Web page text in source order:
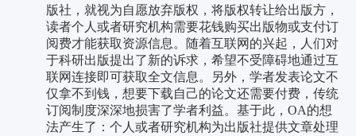
版社，就视为自愿放弃版权，将版权转让给出版方，
读者个人或者研究机构需要花钱购买出版物或支付订
阅费才能获取资源信息。随着互联网的兴起，人们对
于科研出版提出了新的诉求，希望不受障碍地通过互
联网连接即可获取全文信息。另外，学者发表论文不
仅拿不到钱，想要下载自己的论文还需要付费，传统
订阅制度深深地损害了学者利益。基于此，OA的想
法产生了：个人或者研究机构为出版社提供文章处理